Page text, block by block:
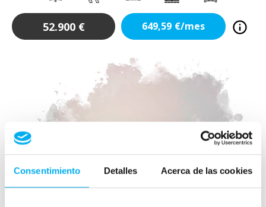
Consentimiento Detalles Acerca de las cookies
52.900 € 649,59 €/mes